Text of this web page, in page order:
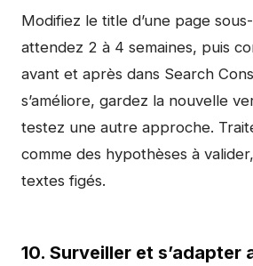
Modifiez le title d’une page
attendez 2 à 4 semaines, puis
avant et après dans Search
s’améliore, gardez la nouvelle
testez une autre approche.
comme des hypothèses à
textes figés.
10. Surveiller et s’adapter